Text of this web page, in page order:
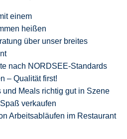
einem
heißen
über unser breites
nach NORDSEE-Standards
– Qualität first!
und Meals richtig gut in Szene
verkaufen
Arbeitsabläufen im Restaurant